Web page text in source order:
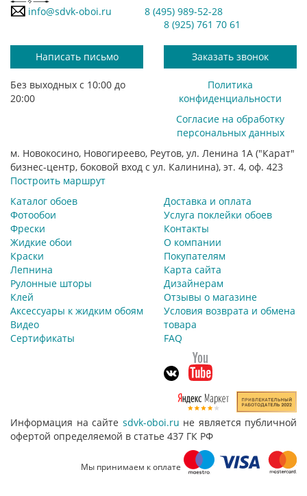
info@sdvk-oboi.ru
8 (495) 989-52-28
8 (925) 761 70 61
Написать письмо Заказать звонок
Без выходных с 10:00 до
20:00
Политика
конфиденциальности
Согласие на обработку
персональных данных
м. Новокосино, Новогиреево, Реутов, ул. Ленина 1А ("Карат"
бизнес-центр, боковой вход с ул. Калинина), эт. 4, оф. 423
Построить маршрут
Каталог обоев
Фотообои
Фрески
Жидкие обои
Краски
Лепнина
Рулонные шторы
Клей
Аксессуары к жидким обоям
Видео
Сертификаты
Доставка и оплата
Услуга поклейки обоев
Контакты
О компании
Покупателям
Карта сайта
Дизайнерам
Отзывы о магазине
Условия возврата и обмена
товара
FAQ
Информация на сайте sdvk-oboi.ru не является публичной
офертой определяемой в статье 437 ГК РФ
Мы принимаем к оплате